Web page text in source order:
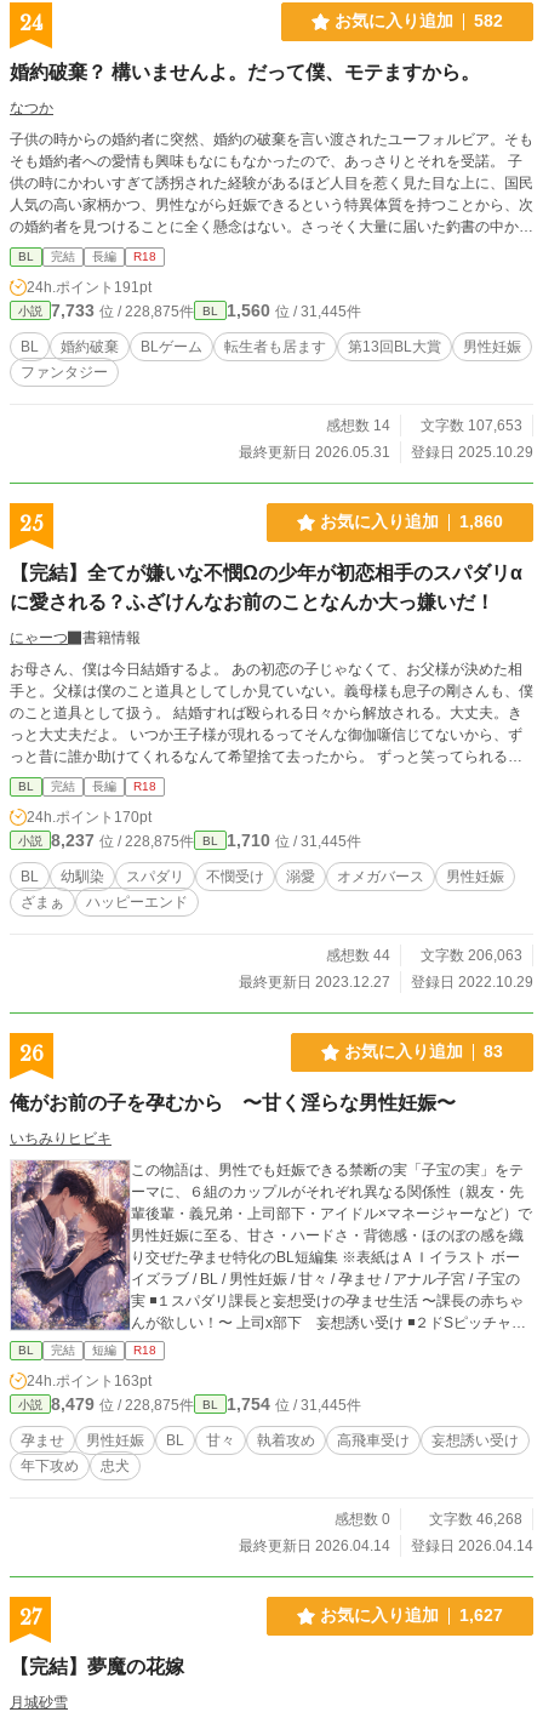
24 お気に入り追加 582
婚約破棄？ 構いませんよ。だって僕、モテますから。
なつか
子供の時からの婚約者に突然、婚約の破棄を言い渡されたユーフォルビア。そも
そも婚約者への愛情も興味もなにもなかったので、あっさりとそれを受諾。 子
供の時にかわいすぎて誘拐された経験があるほど人目を惹く見た目な上に、国民
人気の高い家柄かつ、男性ながら妊娠できるという特異体質を持つことから、次
の婚約者を見つけることに全く懸念はない。さっそく大量に届いた釣書の中から
母が選んだ4人とお見合いをすることになった。 ところがある日、尋ねてきた弟
の友達から、この世界はBLゲームの中の世界であることを告げられる。しかも
ユーフォルビアのお見合い相手が『攻略対象者』であることがわかり……。 ※
補足※ ・本作は『ご褒美は他のものがいいと思います。』の子供世代のお話で
す。こちら単体でも問題なくお読みいただけます。 ・複数攻めではありませ
ん。 ・R18シーンは最後だけになります。
BL 完結 長編 R18
24h.ポイント 191pt
小説 7,733 位 / 228,875件 BL 1,560 位 / 31,445件
BL 婚約破棄 BLゲーム 転生者も居ます 第13回BL大賞
男性妊娠
ファンタジー
感想数 14
文字数 107,653
最終更新日 2026.05.31
登録日 2025.10.29
25 お気に入り追加 1,860
【完結】全てが嫌いな不憫Ωの少年が初恋相手のスパダリα
に愛される？ふざけんなお前のことなんか大っ嫌いだ！
にゃーつ
書籍情報
お母さん、僕は今日結婚するよ。 あの初恋の子じゃなくて、お父様が決めた相
手と。父様は僕のこと道具としてしか見ていない。義母様も息子の剛さんも、僕
のこと道具として扱う。 結婚すれば殴られる日々から解放される。大丈夫。き
っと大丈夫だよ。 いつか王子様が現れるってそんな御伽噺信じてないから、ず
っと昔に誰か助けてくれるなんて希望捨て去ったから。 ずっと笑ってられるか
ら大丈夫 幼馴染スパダリα×不憫受Ω 結婚して半年で大きな事件が起こる。 雨の
降る夜に幼馴染と再会。幼馴染の南 れおんは恋焦がれていた増田 周の驚くべ
き真実を知る。 お前なんか嫌いだ。みんな嫌いだ。僕が助けて欲しい時に誰も
助けてくれなかったくせに！今更なんなんだよ！偽善者！ オメガバース作品で
すので男性妊娠、出産の内容が含まれますのでご注意ください。
BL 完結 長編 R18
24h.ポイント 170pt
小説 8,237 位 / 228,875件 BL 1,710 位 / 31,445件
BL 幼馴染 スパダリ 不憫受け 溺愛 オメガバース
男性妊娠
ざまぁ
ハッピーエンド
感想数 44
文字数 206,063
最終更新日 2023.12.27
登録日 2022.10.29
26 お気に入り追加 83
俺がお前の子を孕むから 〜甘く淫らな男性妊娠〜
いちみりヒビキ
この物語は、男性でも妊娠できる禁断の実「子宝の実」をテ
ーマに、６組のカップルがそれぞれ異なる関係性（親友・先
輩後輩・義兄弟・上司部下・アイドル×マネージャーなど）で
男性妊娠に至る、甘さ・ハードさ・背徳感・ほのぼの感を織
り交ぜた孕ませ特化のBL短編集 ※表紙はＡＩイラスト ボー
イズラブ / BL / 男性妊娠 / 甘々 / 孕ませ / アナル子宮 / 子宝の
実 ◾️１スパダリ課長と妄想受けの孕ませ生活 〜課長の赤ちゃ
んが欲しい！〜 上司x部下 妄想誘い受け ◾️２ドSピッチャー
の孕ませバッテリー 〜親友の腹は俺の子でパンパン〜 親友同
士 ドS攻め ◾️３ハードボイルド先輩後輩のリバ妊娠 〜任務の
果てに誓う孕ませ愛〜 先輩x後輩 ハードボイルド ◾️４子持ち
夫婦の甘えん坊孕み生活 〜俺だけ見てて…全部俺にくれよ〜
歳下攻め 子持ち ◾️５高飛車アイドルは忠犬孕ませ攻めに
甘々屈服 〜俺のアナルに中出し許可してやる〜 高飛車受け
忠犬攻め ◾️６義弟を孕ます禁断の執着愛 〜弟の恋人は俺だ
ませ生活 〜やっぱり課長の赤ちゃんが欲しい！〜 上司x部
下 オモチャ攻め
BL 完結 短編 R18
24h.ポイント 163pt
小説 8,479 位 / 228,875件 BL 1,754 位 / 31,445件
孕ませ 男性妊娠 BL 甘々 執着攻め 高飛車受け
妄想誘い受け
年下攻め
忠犬
感想数 0
文字数 46,268
最終更新日 2026.04.14
登録日 2026.04.14
27 お気に入り追加 1,627
【完結】夢魔の花嫁
月城砂雪